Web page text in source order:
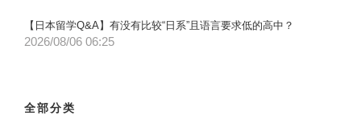
【日本留学Q&A】有没有比较“日系”且语言要求低的高中？
2026/08/06 06:25
全部分类